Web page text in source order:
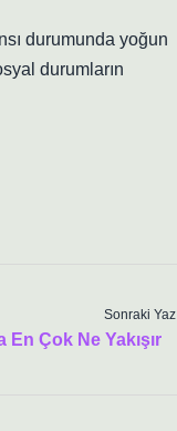
durumunda yoğun
durumların
Sonraki
En Çok Ne Yakışır